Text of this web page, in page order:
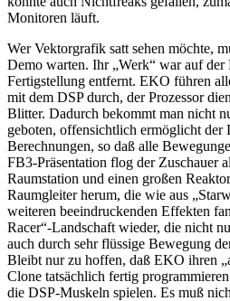
Monitoren läuft.
Wer Vektorgrafik satt sehen möchte,
Demo warten. Ihr „Werk“ war auf
Fertigstellung entfernt. EKO führen
mit dem DSP durch, der Prozessor
Blitter. Dadurch bekommt man nicht
geboten, offensichtlich ermöglicht der
Berechnungen, so daß alle
FB3-Präsentation flog der Zuschauer
Raumstation und einen großen
Raumgleiter herum, die wie aus
weiteren beeindruckenden Effekten
Racer“-Landschaft wieder, die nicht
auch durch sehr flüssige Bewegung
Bleibt nur zu hoffen, daß EKO ihren
Clone tatsächlich fertig
die DSP-Muskeln spielen. Es muß